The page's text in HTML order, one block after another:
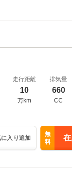
走行距離
10
万km
排気量
660
CC
入り追加
無
料